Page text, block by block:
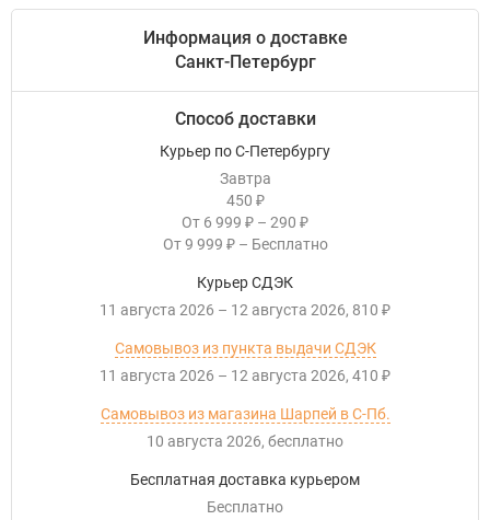
Информация о доставке
Санкт-Петербург
Способ доставки
Курьер по С-Петербургу
Завтра
450 ₽
От 6 999 ₽ – 290 ₽
От 9 999 ₽ – Бесплатно
Курьер СДЭК
11 августа 2026 – 12 августа 2026 810 ₽
Самовывоз из пункта выдачи СДЭК
11 августа 2026 – 12 августа 2026 410 ₽
Самовывоз из магазина Шарпей в С-Пб.
10 августа 2026
Бесплатно
Бесплатная доставка курьером
Бесплатно